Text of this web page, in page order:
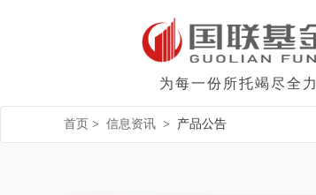
为每一份所托竭尽全力
首页 > 信息资讯 > 产品公告